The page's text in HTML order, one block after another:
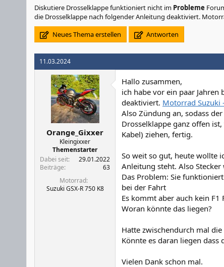
Diskutiere Drosselklappe funktioniert nicht im Probleme
die Drosselklappe nach folgender Anleitung deaktiviert.
Neues Thema erstellen
Antworten
11.03.2024
Orange_Gixxer
Kleingixxer
Themenstarter
Dabei seit
29.01.2022
Beiträge
63
Motorrad
Suzuki GSX-R 750 K8
Hallo zusammen,
ich habe vor ein paar
deaktiviert. Motorrad Suzuki
Also Zündung an, sodass
Drosselklappe ganz offen
Kabel) ziehen, fertig.
So weit so gut, heute wollte
Anleitung steht. Also
Das Problem: Sie
bei der Fahrt
Es kommt aber auch kein F1
Woran könnte das liegen?
Hatte zwischendurch mal
Könnte es daran liegen
Vielen Dank schon mal.